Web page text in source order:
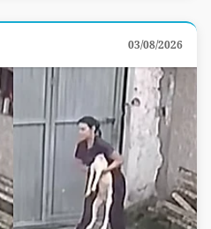
03/08/2026